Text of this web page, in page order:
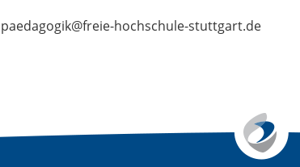
hochschule-stuttgart.de